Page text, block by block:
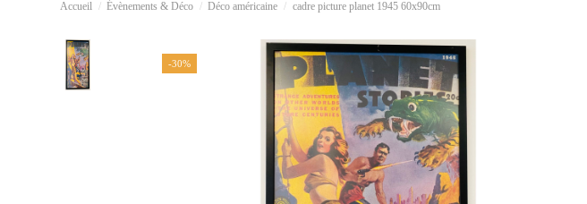
Accueil Évènements & Déco Déco américaine cadre picture planet 1945 60x90cm
-30%